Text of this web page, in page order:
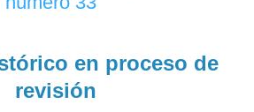
en proceso de
revisión